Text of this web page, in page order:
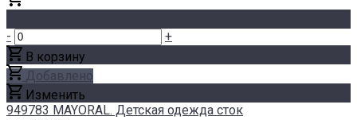
-
+
В корзину
Добавлено
Изменить
949783 MAYORAL. Детская одежда сток